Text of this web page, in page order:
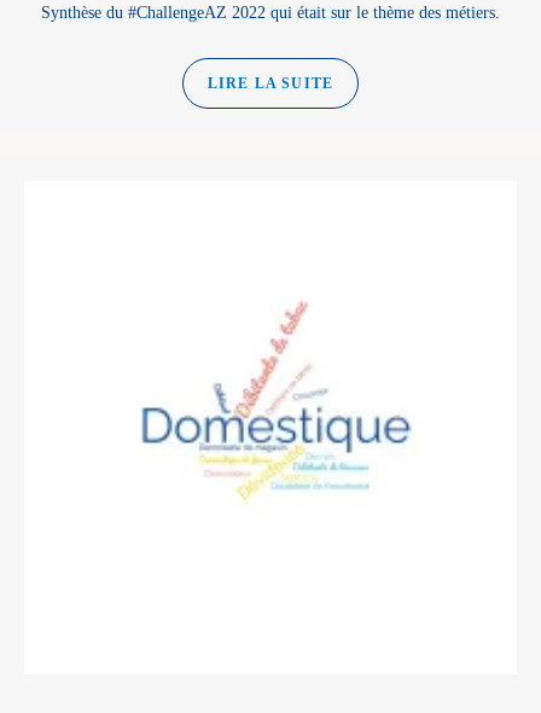
Synthèse du #ChallengeAZ 2022 qui était sur le thème des métiers.
LIRE LA SUITE